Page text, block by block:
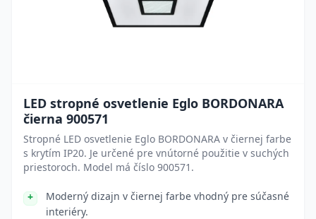
LED stropné osvetlenie Eglo BORDONARA
čierna 900571
Stropné LED osvetlenie Eglo BORDONARA v čiernej farbe
s krytím IP20. Je určené pre vnútorné použitie v suchých
priestoroch. Model má číslo 900571.
Moderný dizajn v čiernej farbe vhodný pre súčasné
interiéry.